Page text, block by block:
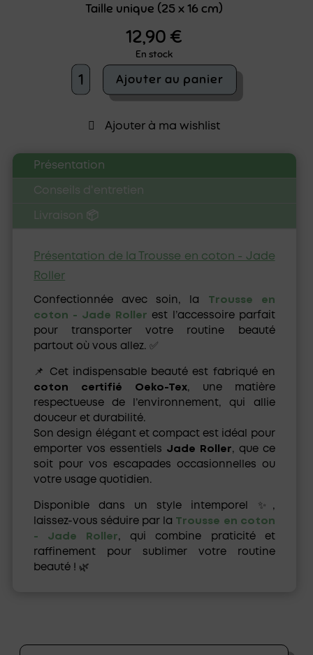
Taille unique (25 x 16 cm)
12,90€
En stock
quantité
de
Jade
Roller
Ajouter au panier
Ajouter à ma wishlist
Présentation
Conseils d'entretien
Livraison 📦
Présentation de la Trousse en coton - Jade
Roller
Confectionnée avec soin, la
Trousse en
coton - Jade Roller est l’accessoire parfait
pour transporter votre routine beauté
partout où vous allez. ✅
📌 Cet indispensable beauté est fabriqué en
coton certifié Oeko-Tex, une matière
respectueuse de l’environnement, qui allie
douceur et durabilité.
Son design élégant et compact est idéal pour
emporter vos essentiels Jade Roller, que ce
soit pour vos escapades occasionnelles ou
votre usage quotidien.
Disponible dans un style intemporel ✨,
laissez-vous séduire par la Trousse en coton
- Jade Roller, qui combine praticité et
raffinement pour sublimer votre routine
beauté ! 🌿